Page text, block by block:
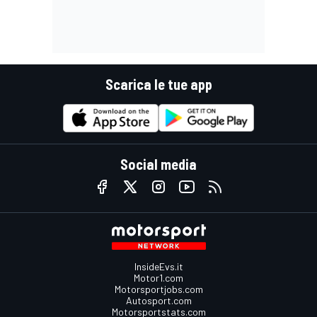
Scarica le tue app
Social media
InsideEvs.it
Motor1.com
Motorsportjobs.com
Autosport.com
Motorsportstats.com